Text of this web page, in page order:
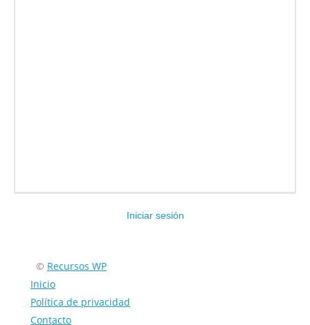
Iniciar sesión
Encuéntranos en:
© Recursos WP
Inicio
Política de privacidad
Contacto